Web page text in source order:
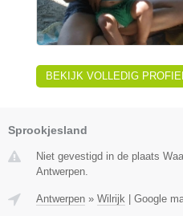
BEKIJK VOLLEDIG
Sprookjesland
Niet gevestigd in de plaats
Antwerpen.
Antwerpen » Wilrijk Google